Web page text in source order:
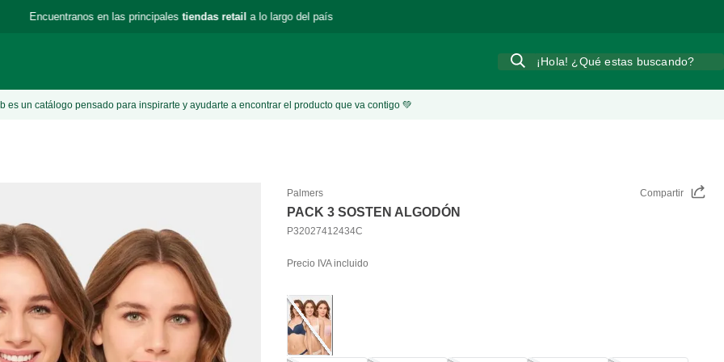
Encuentranos en las principales tiendas retail a lo largo del país
es un catálogo pensado para inspirarte y ayudarte a encontrar el producto que va contigo 💚
Palmers Compartir
PACK 3 SOSTEN ALGODÓN
P32027412434C
Precio IVA incluido